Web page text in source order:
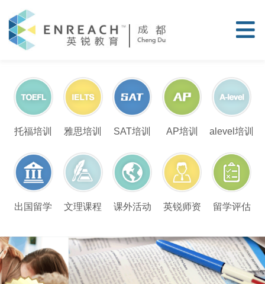
托福培训 雅思培训 SAT培训 AP培训 alevel培训
出国留学 文理课程 课外活动 英锐师资 留学评估